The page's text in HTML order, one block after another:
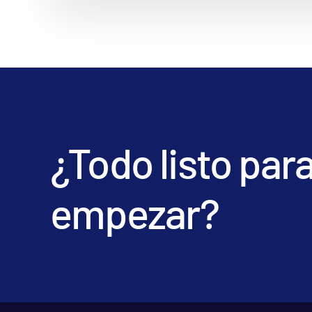
¿Todo listo
empezar?